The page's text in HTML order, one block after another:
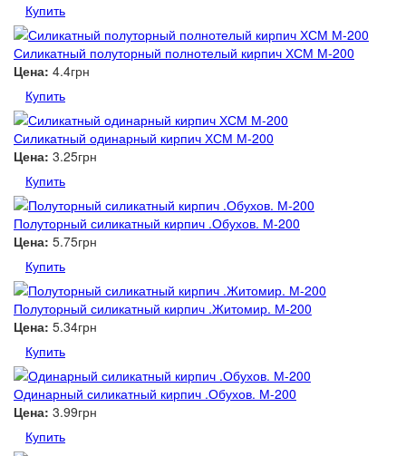
Купить
Силикатный полуторный полнотелый кирпич ХСМ М-200
Цена: 4.4грн
Купить
Силикатный одинарный кирпич ХСМ М-200
Цена: 3.25грн
Купить
Полуторный силикатный кирпич .Обухов. М-200
Цена: 5.75грн
Купить
Полуторный силикатный кирпич .Житомир. М-200
Цена: 5.34грн
Купить
Одинарный силикатный кирпич .Обухов. М-200
Цена: 3.99грн
Купить